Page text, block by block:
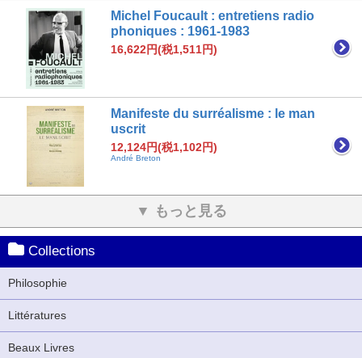
Michel Foucault : entretiens radio
phoniques : 1961-1983
16,622円(税1,511円)
Manifeste du surréalisme : le man
uscrit
12,124円(税1,102円)
André Breton
▼ もっと見る
Collections
Philosophie
Littératures
Beaux Livres